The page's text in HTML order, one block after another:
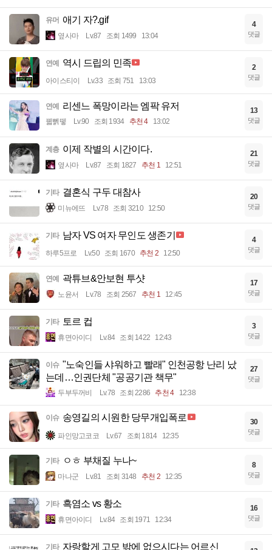
유머 애기 자?.gif
옆사마 Lv.87 조회 1499 13:04
4
댓글
연예 역시 드립의 민족
아이스티이 Lv.33 조회 751 13:03
2
댓글
연예 리센느 폭망이라는 엠팍 유저
꿻뻵뗗 Lv.90 조회 1934 추천 4 13:02
13
댓글
계층 이제 작별의 시간이다.
옆사마 Lv.87 조회 1827 추천 1 12:51
21
댓글
기타 결혼식 구두 대참사
미뉴에뜨 Lv.78 조회 3210 12:50
20
댓글
기타 남자 VS 여자 무인도 생존기
하루5프로 Lv.50 조회 1670 추천 2 12:50
4
댓글
연예 곽튜브&안보현 투샷
노윤서 Lv.78 조회 2567 추천 1 12:45
17
댓글
기타 토르 컵
휴면아이디 Lv.84 조회 1422 12:43
3
댓글
이슈 "노숙인들 샤워하고 빨래" 인천공항 난리 났
는데…인권단체 "공공기관 책무"
두부두꺼비 Lv.78 조회 2286 추천 4 12:38
27
댓글
이슈 송영길의 시원한 당무개입폭로
파인망고코코 Lv.67 조회 1814 12:35
30
댓글
기타 ㅇㅎ 부채질 누나~
마나군 Lv.81 조회 3148 추천 2 12:35
8
댓글
기타 흑염소 vs 황소
휴면아이디 Lv.84 조회 1971 12:34
16
댓글
기타 자랑할게 고모 밖에 없으시다는 어르신